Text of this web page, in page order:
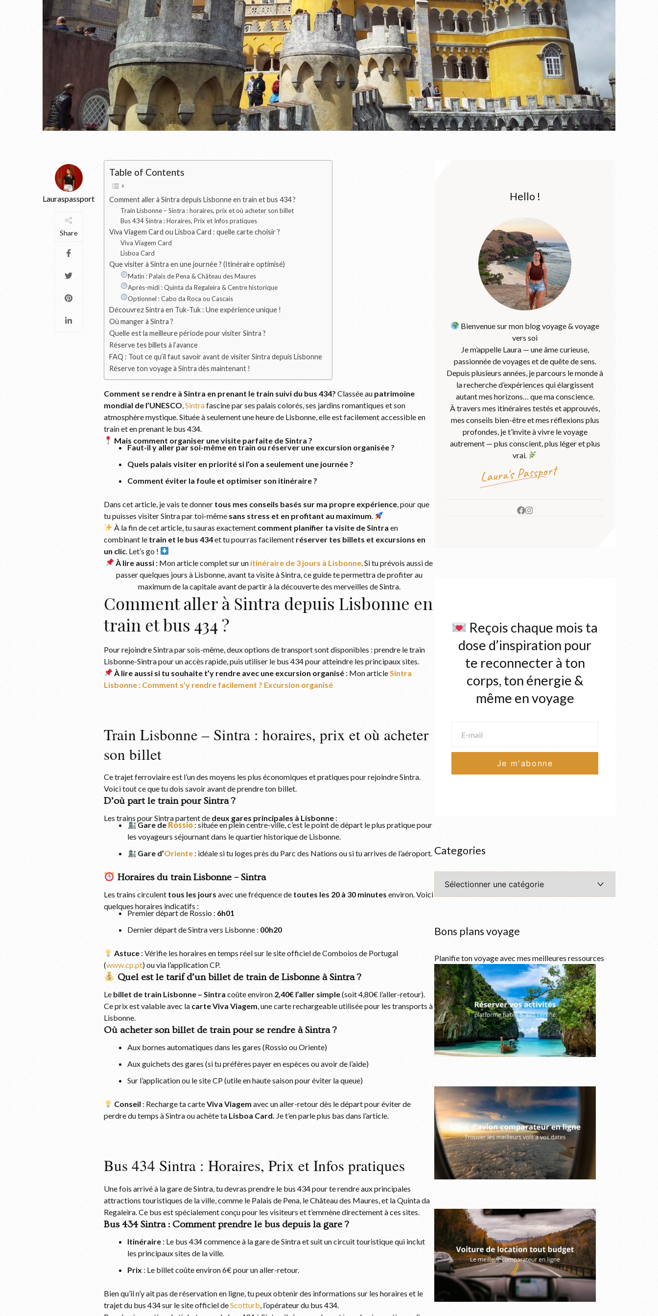
Lauraspassport
Share
Table of Contents
Comment aller à Sintra depuis Lisbonne en train et bus 434 ?
Train Lisbonne – Sintra : horaires, prix et où acheter son billet
Bus 434 Sintra : Horaires, Prix et Infos pratiques
Viva Viagem Card ou Lisboa Card : quelle carte choisir ?
Viva Viagem Card
Lisboa Card
Que visiter à Sintra en une journée ? (Itinéraire optimisé)
Matin : Palais de Pena & Château des Maures
Après-midi : Quinta da Regaleira & Centre historique
Optionnel : Cabo da Roca ou Cascais
Découvrez Sintra en Tuk-Tuk : Une expérience unique !
Où manger à Sintra ?
Quelle est la meilleure période pour visiter Sintra ?
Réserve tes billets à l’avance
FAQ : Tout ce qu’il faut savoir avant de visiter Sintra depuis Lisbonne
Réserve ton voyage à Sintra dès maintenant !
Comment se rendre à Sintra en prenant le train suivi du bus 434? Classée au patrimoine
mondial de l’UNESCO Sintrafascine par ses palais colorés, ses jardins romantiques et son
atmosphère mystique. Située à seulement une heure de Lisbonne, elle est facilement accessible en
train et en prenant le bus 434.
Mais comment organiser une visite parfaite de Sintra ?
Faut-il y aller par soi-même en train ou réserver une excursion organisée ?
Quels palais visiter en priorité si l’on a seulement une journée ?
Comment éviter la foule et optimiser son itinéraire ?
Dans cet article, je vais te donner tous mes conseils basés sur ma propre expérience , pour que
tu puisses visiter Sintra par toi-même sans stress et en profitant au maximum
À la fin de cet article, tu sauras exactement comment planifier ta visite de Sintra en
combinant le train et le bus 434et tu pourras facilement réserver tes billets et excursions en
un clic . Let’s go !
À lire aussi : Mon article complet sur un itinéraire de 3 jours à Lisbonne . Si tu prévois aussi de
passer quelques jours à Lisbonne, avant ta visite à Sintra, ce guide te permettra de profiter au
maximum de la capitale avant de partir à la découverte des merveilles de Sintra.
Comment aller à Sintra depuis Lisbonne en
train et bus 434 ?
Pour rejoindre Sintra par sois-même, deux options de transport sont disponibles : prendre le train
Lisbonne-Sintra pour un accès rapide, puis utiliser le bus 434 pour atteindre les principaux sites.
À lire aussi si tu souhaite t’y rendre avec une excursion organisé : Mon article Sintra
Lisbonne : Comment s’y rendre facilement ? Excursion organisé
Train Lisbonne – Sintra : horaires, prix et où acheter
son billet
Ce trajet ferroviaire est l’un des moyens les plus économiques et pratiques pour rejoindre Sintra.
Voici tout ce que tu dois savoir avant de prendre ton billet.
D’où part le train pour Sintra ?
Les trains pour Sintra partent de deux gares principales à Lisbonne :
Gare de Rossio : située en plein centre-ville, c’est le point de départ le plus pratique pour
les voyageurs séjournant dans le quartier historique de Lisbonne.
Gare d’Oriente : idéale si tu loges près du Parc des Nations ou si tu arrives de l’aéroport.
Horaires du train Lisbonne – Sintra
Les trains circulent tous les jours avec une fréquence de toutes les 20 à 30 minutes environ. Voici
quelques horaires indicatifs :
Premier départ de Rossio : 6h01
Dernier départ de Sintra vers Lisbonne : 00h20
Astuce : Vérifie les horaires en temps réel sur le site officiel de Comboios de Portugal
(www.cp.pt) ou via l’application CP.
Quel est le tarif d’un billet de train de Lisbonne à Sintra ?
Le billet de train Lisbonne – Sintra coûte environ 2,40€ l’aller simple(soit 4,80€ l’aller-retour).
Ce prix est valable avec la carte Viva Viagem, une carte rechargeable utilisée pour les transports à
Lisbonne.
Où acheter son billet de train pour se rendre à Sintra ?
Aux bornes automatiques dans les gares (Rossio ou Oriente)
Aux guichets des gares (si tu préfères payer en espèces ou avoir de l’aide)
Sur l’application ou le site CP (utile en haute saison pour éviter la queue)
Conseil : Recharge ta carteViva Viagemavec un aller-retour dès le départ pour éviter de
perdre du temps à Sintra ou achète ta Lisboa Card. Je t’en parle plus bas dans l’article.
Bus 434 Sintra : Horaires, Prix et Infos pratiques
Une fois arrivé à la gare de Sintra, tu devras prendre le bus 434 pour te rendre aux principales
attractions touristiques de la ville, comme le Palais de Pena, le Château des Maures, et la Quinta da
Regaleira. Ce bus est spécialement conçu pour les visiteurs et t’emmène directement à ces sites.
Bus 434 Sintra : Comment prendre le bus depuis la gare ?
Itinéraire : Le bus 434 commence à la gare de Sintra et suit un circuit touristique qui inclut
les principaux sites de la ville.
Prix : Le billet coûte environ 6€ pour un aller-retour.
Bien qu’il n’y ait pas de réservation en ligne, tu peux obtenir des informations sur les horaires et le
trajet du bus 434 sur le site officiel deScotturb , l’opérateur du bus 434.
Hello !
Bienvenue sur mon blog voyage & voyage
vers soi
Je m’appelle Laura — une âme curieuse,
passionnée de voyages et de quête de sens.
Depuis plusieurs années, je parcours le monde à
la recherche d’expériences qui élargissent
autant mes horizons… que ma conscience.
À travers mes itinéraires testés et approuvés,
mes conseils bien-être et mes réflexions plus
profondes, je t’invite à vivre le voyage
autrement — plus conscient, plus léger et plus
vrai.
Laura's Passport‎ ‎ ‎ ‎ ‎
Reçois chaque mois ta
dose d’inspiration pour
te reconnecter à ton
corps, ton énergie &
même en voyage
Categories
Bons plans voyage
Planifie ton voyage avec mes meilleures ressources